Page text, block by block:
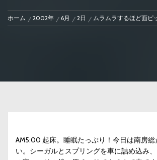
ホーム 2002年 6月 2日 ムラムラするほど面ピ
AM5:00 起床。睡眠たっぷり！今日は南房
い。シーガルとスプリングを車に詰め込み